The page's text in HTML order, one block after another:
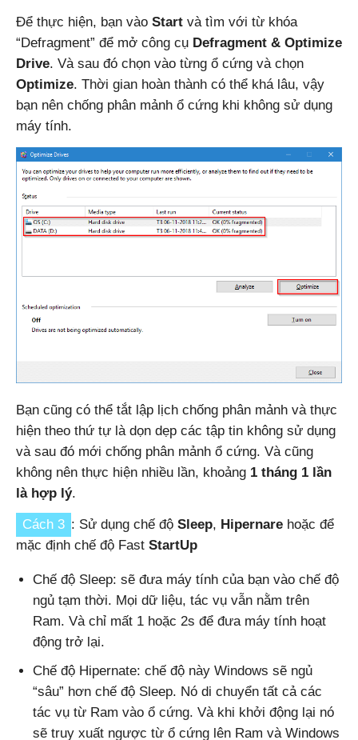
Để thực hiện, bạn vào Start và tìm với từ khóa
“Defragment” để mở công cụ Defragment & Optimize
Drive. Và sau đó chọn vào từng ổ cứng và chọn
Optimize. Thời gian hoàn thành có thể khá lâu, vậy
bạn nên chống phân mảnh ổ cứng khi không sử dụng
máy tính.
Bạn cũng có thể tắt lập lịch chống phân mảnh và thực
hiện theo thứ tự là dọn dẹp các tập tin không sử dụng
và sau đó mới chống phân mảnh ổ cứng. Và cũng
không nên thực hiện nhiều lần, khoảng 1 tháng 1 lần
là hợp lý.
Cách 3 : Sử dụng chế độ Sleep, Hipernare hoặc để
mặc định chế độ Fast StartUp
Chế độ Sleep: sẽ đưa máy tính của bạn vào chế độ
ngủ tạm thời. Mọi dữ liệu, tác vụ vẫn nằm trên
Ram. Và chỉ mất 1 hoặc 2s để đưa máy tính hoạt
động trở lại.
Chế độ Hipernate: chế độ này Windows sẽ ngủ
“sâu” hơn chế độ Sleep. Nó di chuyển tất cả các
tác vụ từ Ram vào ổ cứng. Và khi khởi động lại nó
sẽ truy xuất ngược từ ổ cứng lên Ram và Windows